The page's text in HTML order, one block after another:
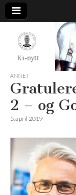
K1-
Nytt
ANNET
2 – og
5. april 2019